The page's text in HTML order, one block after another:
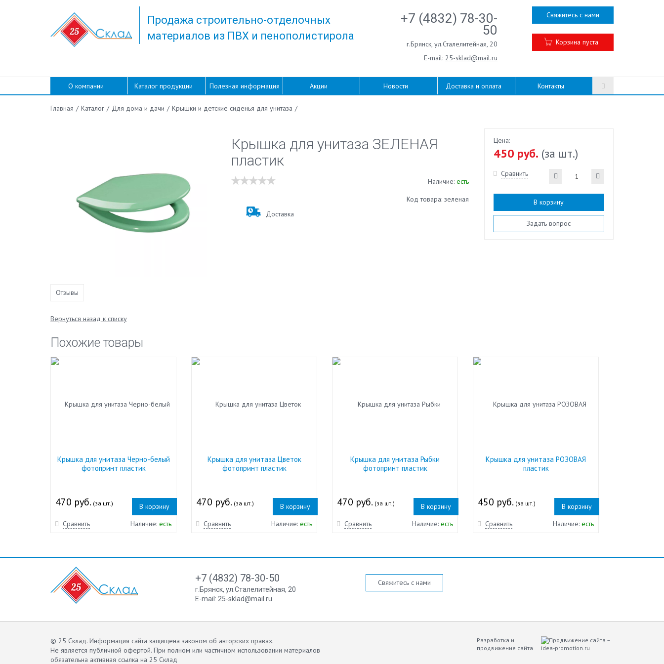
Продажа строительно-отделочных
материалов из ПВХ и пенополистирола
+7 (4832) 78-30-
50
г.Брянск, ул.Сталелитейная, 20
E-mail: 25-sklad@mail.ru
Свяжитесь с нами
Корзина пуста
О компании Каталог продукции Полезная информация Акции Новости Доставка и оплата Контакты
Главная / Каталог / Для дома и дачи / Крышки и детские сиденья для унитаза /
Крышка для унитаза ЗЕЛЕНАЯ
пластик
Наличие:есть
Код товара: зеленая
Доставка
Цена:
450 руб. (за шт.)
Сравнить
В корзину
Задать вопрос
Отзывы
Вернуться назад к списку
Похожие товары
Крышка для унитаза Черно-белый
фотопринт пластик
470 руб. (за шт.)
В корзину
Сравнить
Наличие: есть
Крышка для унитаза Цветок
фотопринт пластик
470 руб. (за шт.)
В корзину
Сравнить
Наличие: есть
Крышка для унитаза Рыбки
фотопринт пластик
470 руб. (за шт.)
В корзину
Сравнить
Наличие: есть
Крышка для унитаза РОЗОВАЯ
пластик
450 руб. (за шт.)
В корзину
Сравнить
Наличие: есть
+7 (4832) 78-30-50
г.Брянск, ул.Сталелитейная, 20
E-mail: 25-sklad@mail.ru
Свяжитесь с нами
© 25 Склад. Информация сайта защищена законом об авторских правах.
Не является публичной офертой. При полном или частичном использовании материалов
обязательна активная ссылка на 25 Склад
Разработка и
продвижение сайта